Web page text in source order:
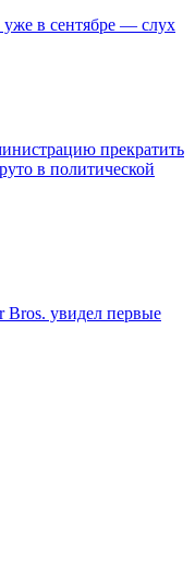
в сентябре — слух
прекратить
в политической
Bros. увидел первые